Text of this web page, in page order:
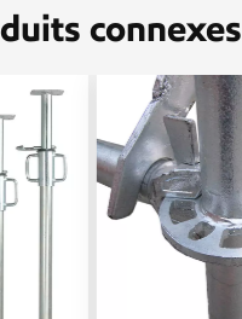
connexes